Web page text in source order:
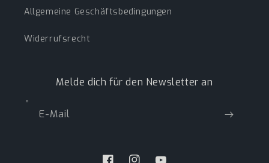
Allgemeine Geschäftsbedingungen
Widerrufsrecht
Melde dich für den Newsletter an
E-Mail